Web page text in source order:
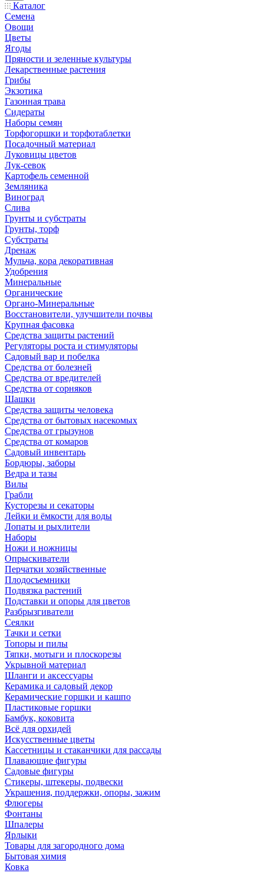
Каталог
Семена
Овощи
Цветы
Ягоды
Пряности и зеленные культуры
Лекарственные растения
Грибы
Экзотика
Газонная трава
Сидераты
Наборы семян
Торфогоршки и торфотаблетки
Посадочный материал
Луковицы цветов
Лук-севок
Картофель семенной
Земляника
Виноград
Слива
Грунты и субстраты
Грунты, торф
Субстраты
Дренаж
Мульча, кора декоративная
Удобрения
Минеральные
Органические
Органо-Минеральные
Восстановители, улучшители почвы
Крупная фасовка
Средства защиты растений
Регуляторы роста и стимуляторы
Садовый вар и побелка
Средства от болезней
Средства от вредителей
Средства от сорняков
Шашки
Средства защиты человека
Средства от бытовых насекомых
Средства от грызунов
Средства от комаров
Садовый инвентарь
Бордюры, заборы
Ведра и тазы
Вилы
Грабли
Кусторезы и секаторы
Лейки и ёмкости для воды
Лопаты и рыхлители
Наборы
Ножи и ножницы
Опрыскиватели
Перчатки хозяйственные
Плодосъемники
Подвязка растений
Подставки и опоры для цветов
Разбрызгиватели
Сеялки
Тачки и сетки
Топоры и пилы
Тяпки, мотыги и плоскорезы
Укрывной материал
Шланги и аксессуары
Керамика и садовый декор
Керамические горшки и кашпо
Пластиковые горшки
Бамбук, коковита
Всё для орхидей
Искусственные цветы
Кассетницы и стаканчики для рассады
Плавающие фигуры
Садовые фигуры
Стикеры, штекеры, подвески
Украшения, поддержки, опоры, зажим
Флюгеры
Фонтаны
Шпалеры
Ярлыки
Товары для загородного дома
Бытовая химия
Ковка